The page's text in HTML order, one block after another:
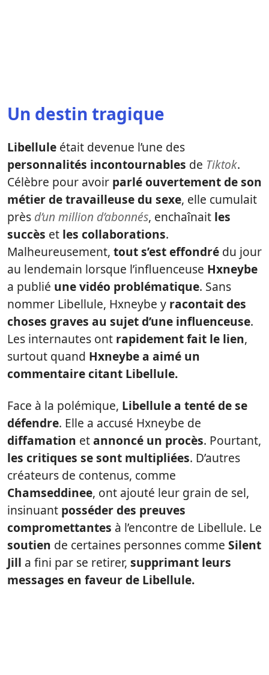
Un destin tragique
Libellule était devenue l’une des
personnalités incontournables de Tiktok.
Célèbre pour avoir parlé ouvertement de son
métier de travailleuse du sexe, elle cumulait
près d’un million d’abonnés, enchaînait les
succès et les collaborations.
Malheureusement, tout s’est effondré du jour
au lendemain lorsque l’influenceuse Hxneybe
a publié une vidéo problématique. Sans
nommer Libellule, Hxneybe y racontait des
choses graves au sujet d’une influenceuse.
Les internautes ont rapidement fait le lien,
surtout quand Hxneybe a aimé un
commentaire citant Libellule.
Face à la polémique, Libellule a tenté de se
défendre. Elle a accusé Hxneybe de
diffamation etannoncé un procès. Pourtant,
les critiques se sont multipliées. D’autres
créateurs de contenus, comme
Chamseddinee, ont ajouté leur grain de sel,
insinuant posséder des preuves
compromettantes à l’encontre de Libellule. Le
soutien de certaines personnes comme Silent
Jill a fini par se retirer, supprimant leurs
messages en faveur de Libellule.